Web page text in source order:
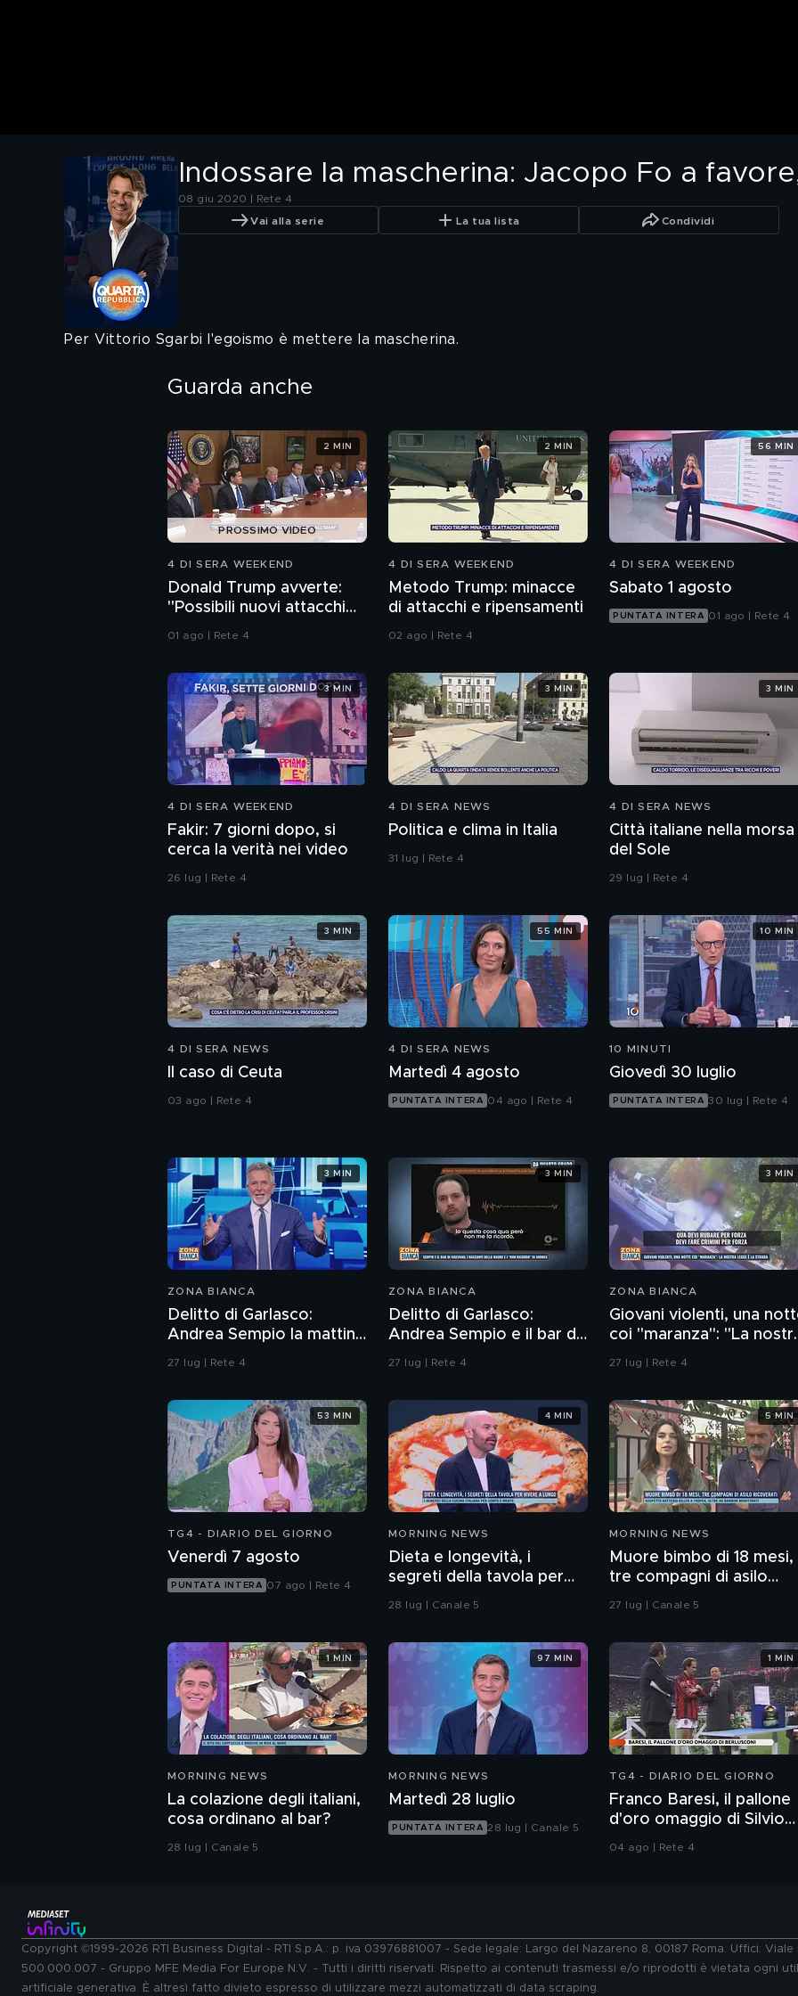
Indossare la mascherina: Jacopo Fo a
08 giu 2020 | Rete 4
Vai alla serie La tua lista Condividi
Per Vittorio Sgarbi l'egoismo è mettere la mascherina.
Guarda anche
PROSSIMO VIDEO
4 DI SERA WEEKEND
Donald Trump avverte:
"Possibili nuovi attacchi
all'Iran"
01 ago | Rete 4
2 MIN
4 DI SERA WEEKEND
Metodo Trump: minacce
di attacchi e ripensamenti
02 ago | Rete 4
2 MIN
4 DI SERA WEEKEND
Sabato 1 agosto
PUNTATA INTERA 01 ago | Rete 4
56 MIN
4 DI SERA WEEKEND
Fakir: 7 giorni dopo, si
cerca la verità nei video
26 lug | Rete 4
3 MIN
4 DI SERA NEWS
Politica e clima in Italia
31 lug | Rete 4
3 MIN
4 DI SERA NEWS
Città italiane nella morsa
del Sole
29 lug | Rete 4
3 MIN
4 DI SERA NEWS
Il caso di Ceuta
03 ago | Rete 4
3 MIN
4 DI SERA NEWS
Martedì 4 agosto
PUNTATA INTERA 04 ago | Rete 4
55 MIN
10 MINUTI
Giovedì 30 luglio
PUNTATA INTERA 30 lug | Rete 4
10 MIN
ZONA BIANCA
Delitto di Garlasco:
Andrea Sempio la mattina
del delitto è stato in un
27 lug | Rete 4
3 MIN
ZONA BIANCA
Delitto di Garlasco:
Andrea Sempio e il bar di
Vigevano e i racconti
27 lug | Rete 4
3 MIN
ZONA BIANCA
Giovani violenti, una
coi "maranza": "La
legge è la strada"
27 lug | Rete 4
3 MIN
TG4 - DIARIO DEL GIORNO
Venerdì 7 agosto
PUNTATA INTERA 07 ago | Rete 4
53 MIN
MORNING NEWS
Dieta e longevità, i
segreti della tavola per
vivere a lungo
28 lug | Canale 5
4 MIN
MORNING NEWS
Muore bimbo di 18 mesi,
tre compagni di asilo
ricoverati
27 lug | Canale 5
5 MIN
MORNING NEWS
La colazione degli italiani,
cosa ordinano al bar?
28 lug | Canale 5
1 MIN
MORNING NEWS
Martedì 28 luglio
PUNTATA INTERA 28 lug | Canale 5
97 MIN
TG4 - DIARIO DEL GIORNO
Franco Baresi, il pallone
d'oro omaggio di Silvio
Berlusconi
04 ago | Rete 4
1 MIN
Copyright ©1999-2026 RTI Business Digital - RTI S.p.A.: p. iva 03976881007 - Sede legale: Largo del Nazareno 8, 00187 Roma. Uffici:
500.000.007 - Gruppo MFE Media For Europe N.V. - Tutti i diritti riservati. Rispetto ai contenuti trasmessi e/o riprodotti è vietata ogni
artificiale generativa. È altresì fatto divieto espresso di utilizzare mezzi automatizzati di data scraping.